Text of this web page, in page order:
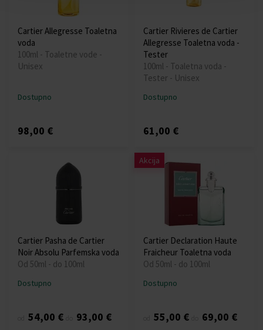
Cartier Allegresse Toaletna
voda
100ml - Toaletne vode -
Unisex
Dostupno
98,00 €
Cartier Rivieres de Cartier
Allegresse Toaletna voda -
Tester
100ml - Toaletna voda -
Tester - Unisex
Dostupno
61,00 €
Cartier Pasha de Cartier
Noir Absolu Parfemska voda
Od 50ml - do 100ml
Dostupno
54,00 € 93,00 €
Akcija
Cartier Declaration Haute
Fraicheur Toaletna voda
Od 50ml - do 100ml
Dostupno
55,00 € 69,00 €